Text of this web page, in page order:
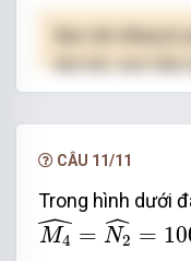
làm bài, xem đáp
hạn.
CÂU 11/11
Trong hình dưới
ˆ
M4 = ˆ
N2 =
M4 ^= N2^